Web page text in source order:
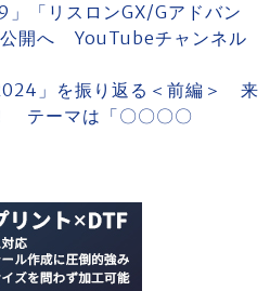
「リスロンGX/Gアドバン
公開へ YouTubeチャンネル
」を振り返る＜前編＞ 来
テーマは「〇〇〇〇